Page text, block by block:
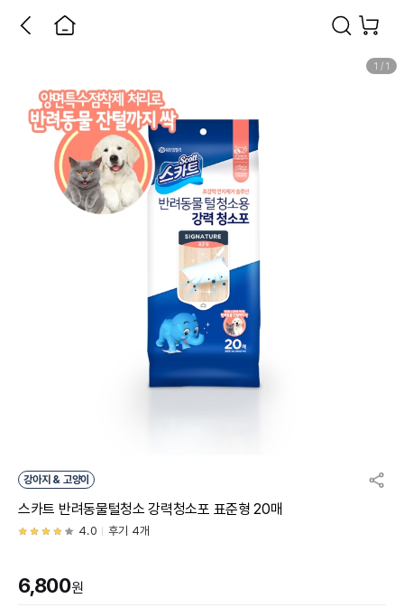
1 / 1
강아지 & 고양이
스카트 반려동물털청소 강력청소포 표준형 20매
4.0 후기 4개
6,800원